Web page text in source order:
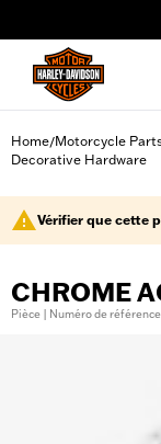
Home/Motorcycle
Decorative Hardware
Vérifier que cette
CHROME
Pièce | Numéro de référence